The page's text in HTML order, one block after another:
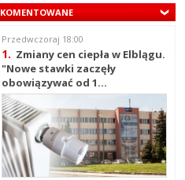
KOMENTOWANE
Przedwczoraj 18:00
1. Zmiany cen ciepła w Elblągu.
"Nowe stawki zaczęły
obowiązywać od 1...